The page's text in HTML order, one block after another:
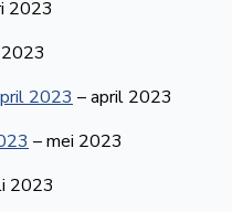
2023
2023 – april 2023
– mei 2023
2023